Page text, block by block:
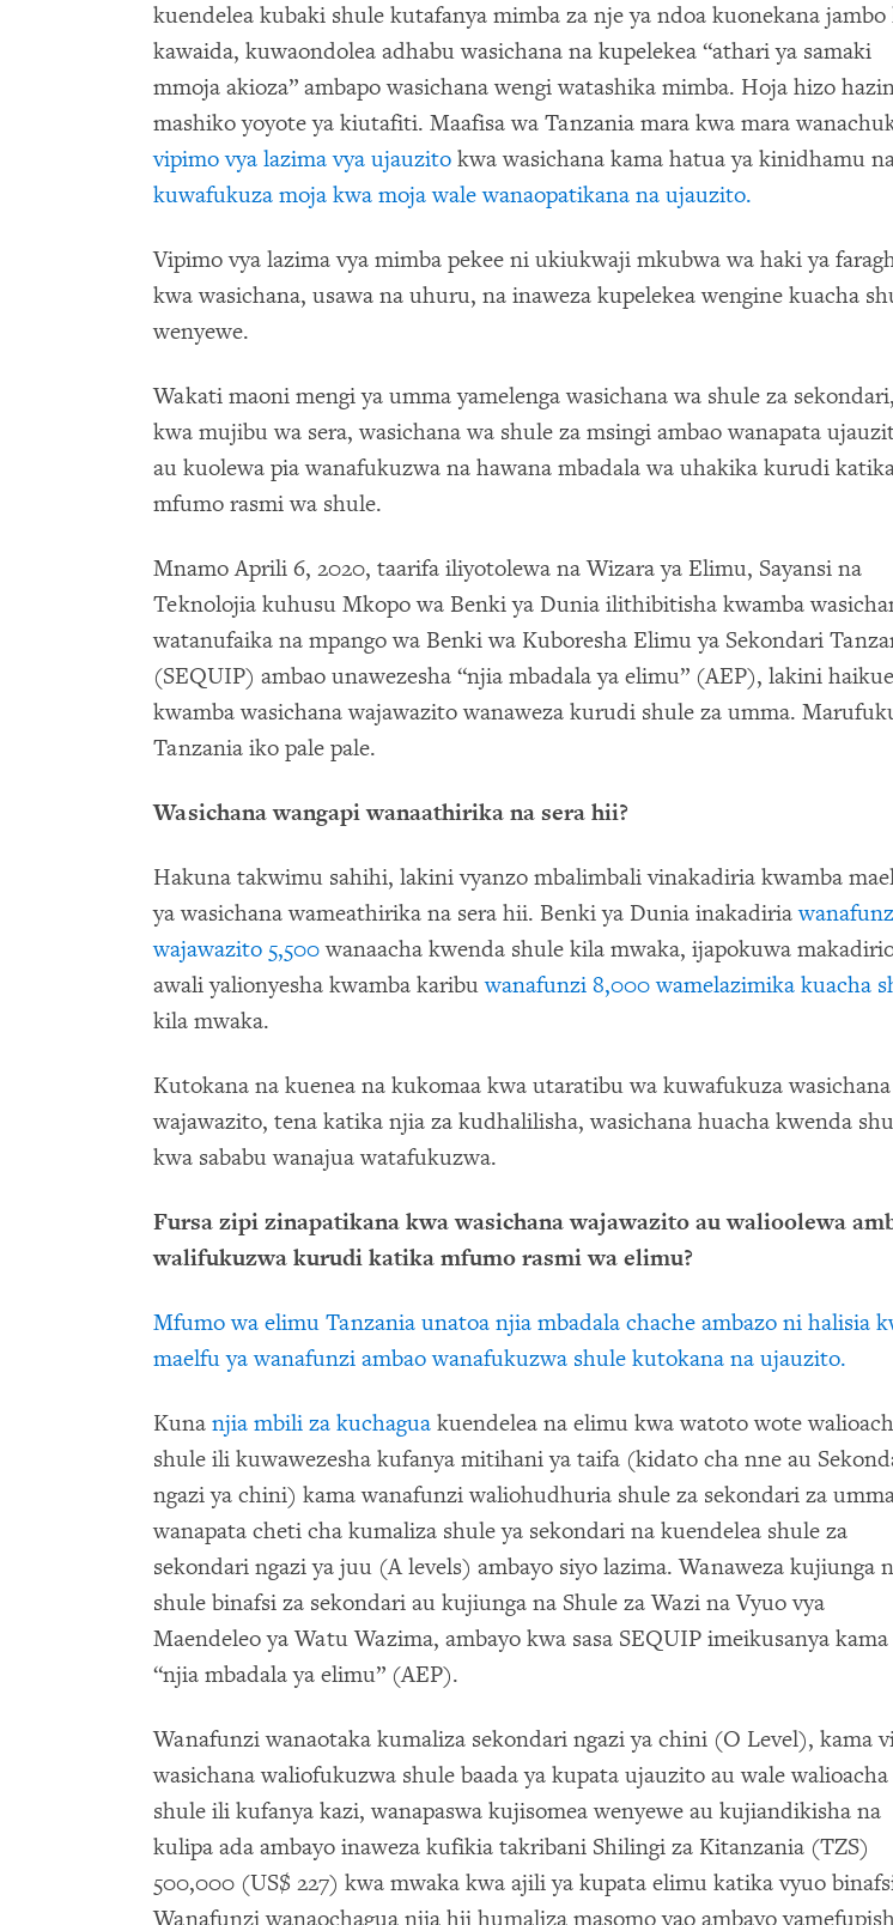
kuendelea kubaki shule kutafanya mimba za nje ya ndoa kuonekana jambo
kawaida, kuwaondolea adhabu wasichana na kupelekea “athari ya samaki
mmoja akioza” ambapo wasichana wengi watashika mimba. Hoja hizo
mashiko yoyote ya kiutafiti. Maafisa wa Tanzania mara kwa mara
vipimo vya lazima vya ujauzito kwa wasichana kama hatua ya kinidhamu
kuwafukuza moja kwa moja wale wanaopatikana na ujauzito.
Vipimo vya lazima vya mimba pekee ni ukiukwaji mkubwa wa haki ya
kwa wasichana, usawa na uhuru, na inaweza kupelekea wengine kuacha
wenyewe.
Wakati maoni mengi ya umma yamelenga wasichana wa shule za sekondari,
kwa mujibu wa sera, wasichana wa shule za msingi ambao wanapata
au kuolewa pia wanafukuzwa na hawana mbadala wa uhakika kurudi
mfumo rasmi wa shule.
Mnamo Aprili 6, 2020, taarifa iliyotolewa na Wizara ya Elimu, Sayansi na
Teknolojia kuhusu Mkopo wa Benki ya Dunia ilithibitisha kwamba
watanufaika na mpango wa Benki wa Kuboresha Elimu ya Sekondari
(SEQUIP) ambao unawezesha “njia mbadala ya elimu” (AEP), lakini
kwamba wasichana wajawazito wanaweza kurudi shule za umma.
Tanzania iko pale pale.
Wasichana wangapi wanaathirika na sera hii?
Hakuna takwimu sahihi, lakini vyanzo mbalimbali vinakadiria kwamba
ya wasichana wameathirika na sera hii. Benki ya Dunia inakadiria
wajawazito 5,500wanaacha kwenda shule kila mwaka, ijapokuwa
awali yalionyesha kwamba karibuwanafunzi 8,000 wamelazimika kuacha
kila mwaka.
Kutokana na kuenea na kukomaa kwa utaratibu wa kuwafukuza wasichana
wajawazito, tena katika njia za kudhalilisha, wasichana huacha kwenda
kwa sababu wanajua watafukuzwa.
Fursa zipi zinapatikana kwa wasichana wajawazito au walioolewa
walifukuzwa kurudi katika mfumo rasmi wa elimu?
Mfumo wa elimu Tanzania unatoa njia mbadala chache ambazo ni halisia
maelfu ya wanafunzi ambao wanafukuzwa shule kutokana na ujauzito.
Kuna njia mbili za kuchagua kuendelea na elimu kwa watoto wote
shule ili kuwawezesha kufanya mitihani ya taifa (kidato cha nne au
ngazi ya chini) kama wanafunzi waliohudhuria shule za sekondari za
wanapata cheti cha kumaliza shule ya sekondari na kuendelea shule za
sekondari ngazi ya juu (A levels) ambayo siyo lazima. Wanaweza kujiunga
shule binafsi za sekondari au kujiunga na Shule za Wazi na Vyuo vya
Maendeleo ya Watu Wazima, ambayo kwa sasa SEQUIP imeikusanya kama
“njia mbadala ya elimu” (AEP).
Wanafunzi wanaotaka kumaliza sekondari ngazi ya chini (O Level), kama
wasichana waliofukuzwa shule baada ya kupata ujauzito au wale walioacha
shule ili kufanya kazi, wanapaswa kujisomea wenyewe au kujiandikisha na
kulipa ada ambayo inaweza kufikia takribani Shilingi za Kitanzania (TZS)
500,000 (US$ 227) kwa mwaka kwa ajili ya kupata elimu katika vyuo
Wanafunzi wanaochagua njia hii humaliza masomo yao ambayo